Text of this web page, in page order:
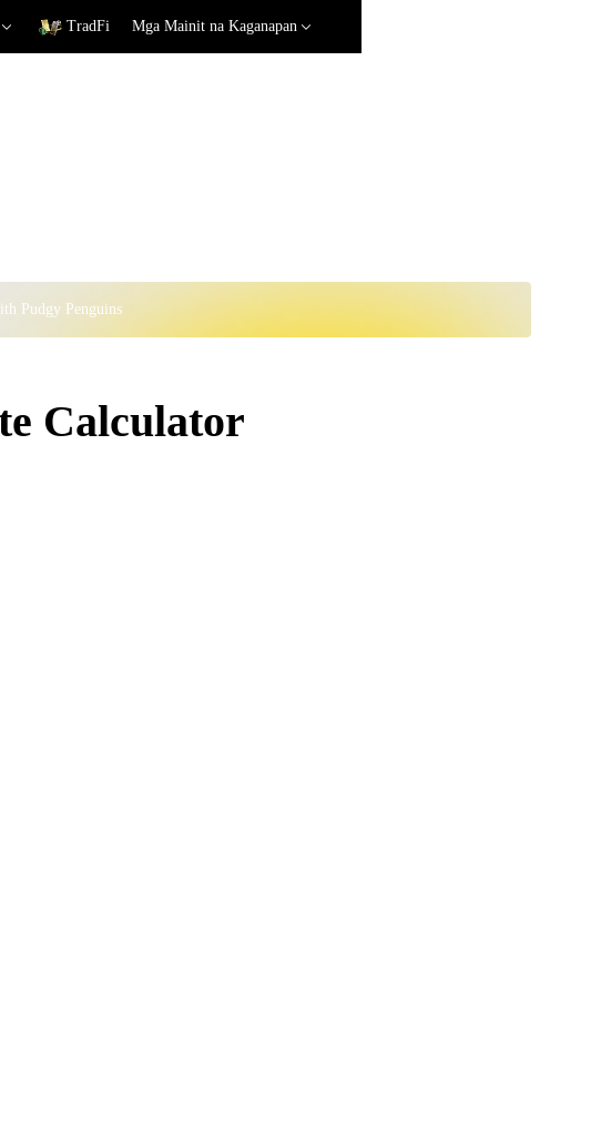
TradFi Mga Mainit na Kaganapan
Pudgy Penguins
Calculator